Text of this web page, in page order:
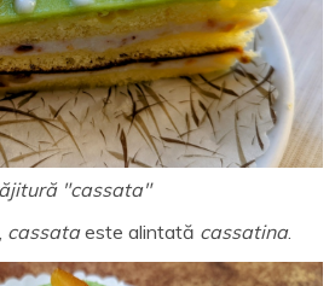
"cassata"
cassataeste alintată cassatina.